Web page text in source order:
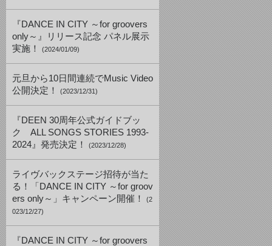
『DANCE IN CITY ～for groovers
only～』リリース記念 パネル展示
実施！
(2024/01/09)
元旦から10日間連続でMusic Video
公開決定！
(2023/12/31)
『DEEN 30周年公式ガイドブッ
ク ALL SONGS STORIES 1993-
2024』発売決定！
(2023/12/28)
ライヴバックステージ招待が当た
る！「DANCE IN CITY ～for groov
ers only～」キャンペーン開催！
(2
023/12/27)
『DANCE IN CITY ～for groovers